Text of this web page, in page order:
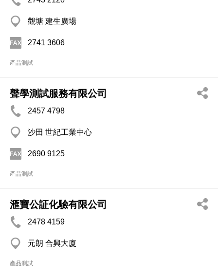
觀塘 建生廣場
2741 3606
產品測試
聲學測試服務有限公司
2457 4798
沙田 世紀工業中心
2690 9125
產品測試
滙寶公証化驗有限公司
2478 4159
元朗 合興大廈
產品測試